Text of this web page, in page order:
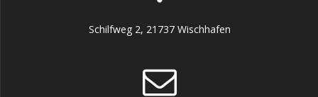
Schilfweg 2, 21737 Wischhafen